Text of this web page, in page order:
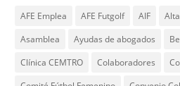
AFE Emplea AFE Futgolf AIF
Asamblea
Ayudas de abogados
Clínica CEMTRO
Colaboradores